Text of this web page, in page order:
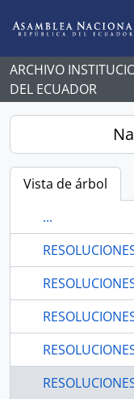
ARCHIVO
DEL ECUADOR
Vista de árbol
...